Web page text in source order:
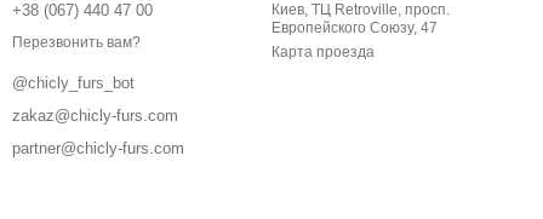
+38 (067) 440 47 00
Перезвонить вам?
@chicly_furs_bot
zakaz@chicly-furs.com
partner@chicly-furs.com
Киев, ТЦ Retroville, просп.
Европейского Союзу, 47
Карта проезда